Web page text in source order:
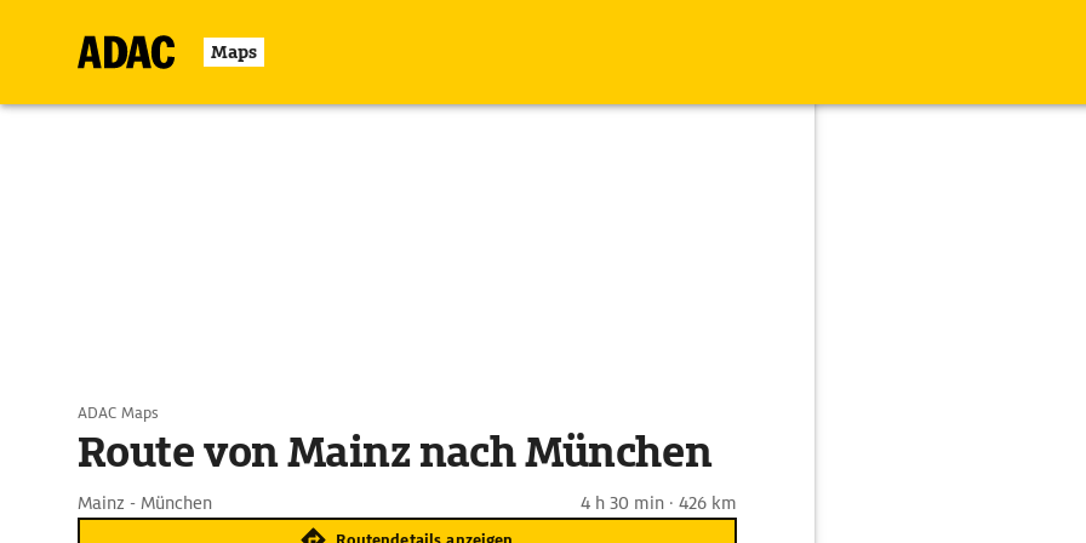
Maps
ADAC Maps
Route von Mainz nach München
Mainz - München 4 h 30 min · 426 km